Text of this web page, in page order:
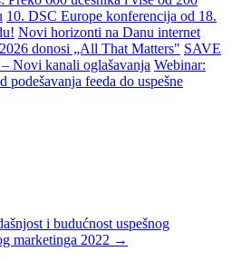
10. DSC Europe konferencija od 18.
Novi horizonti na Danu internet
donosi „All That Matters" SAVE
Novi kanali oglašavanja Webinar:
podešavanja feeda do uspešne
i budućnost uspešnog
marketinga 2022 →